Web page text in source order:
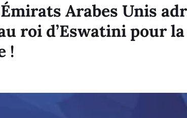
Arabes Unis
roi d’Eswatini pour
!